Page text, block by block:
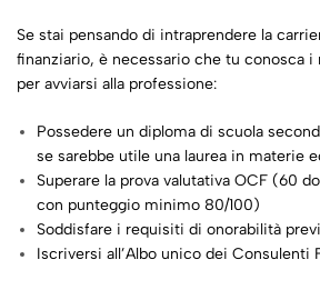
Se stai pensando di intraprendere la
finanziario, è necessario che tu conosca
per avviarsi alla professione:
Possedere un diploma di scuola
se sarebbe utile una laurea in materie
Superare la prova valutativa OCF (60
con punteggio minimo 80/100)
Soddisfare i requisiti di onorabilità
Iscriversi all’Albo unico dei Consulenti